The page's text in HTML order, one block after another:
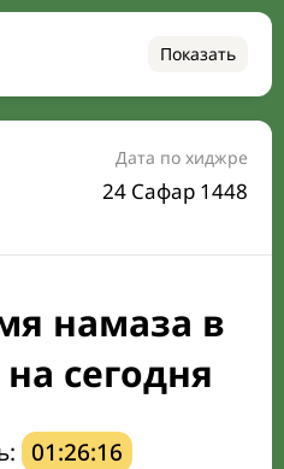
Показать
на сегодня
комнаты
Дата по хиджре
24 Сафар 1448
намаза в
сегодня
01:26:15